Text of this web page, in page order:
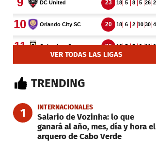
VER TODAS LAS LIGAS
TRENDING
1 INTERNACIONALES
Salario de Vozinha: lo que
ganará al año, mes, día y hora el
arquero de Cabo Verde